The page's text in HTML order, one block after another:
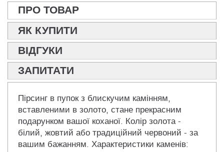
ПРО ТОВАР
ЯК КУПИТИ
ВІДГУКИ
ЗАПИТАТИ
Пірсинг в пупок з блискучим камінням,
вставленими в золото, стане прекрасним
подарунком вашої коханої. Колір золота -
білий, жовтий або традиційний червоний - за
вашим бажанням. Характеристики каменів: